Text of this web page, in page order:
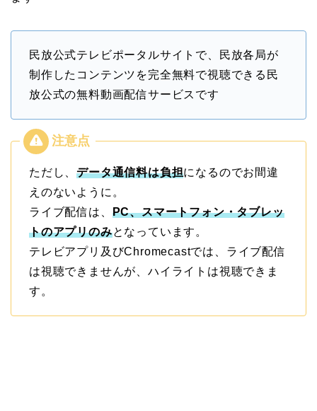
民放公式テレビポータルサイトで、民放各局が
制作したコンテンツを完全無料で視聴できる民
放公式の無料動画配信サービスです
ただし、データ通信料は負担になるのでお間違
えのないように。
ライブ配信は、 PC、スマートフォン・タブレッ
トのアプリのみとなっています。
テレビアプリ及びChromecastでは、ライブ配信
は視聴できませんが、ハイライトは視聴できま
す。